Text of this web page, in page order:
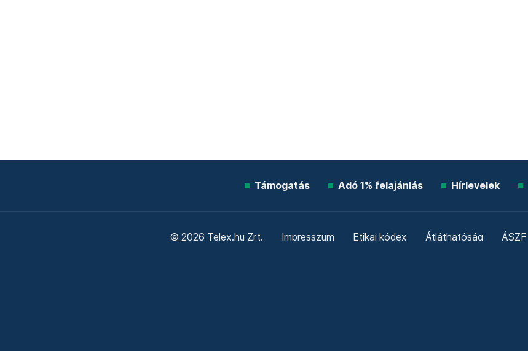
Támogatás Adó 1% felajánlás Hírlevelek
© 2026 Telex.hu Zrt. Impresszum Etikai kódex Átláthatóság ÁSZF